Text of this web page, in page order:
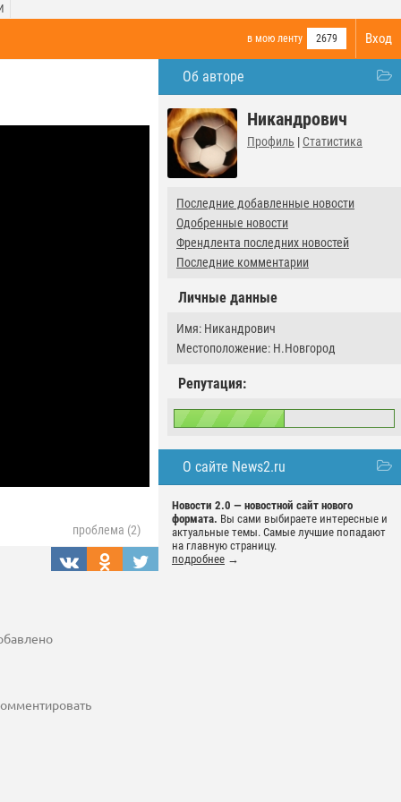
Вход
в мою ленту 2679
Об авторе
Никандрович
Профиль | Статистика
Последние добавленные новости
Одобренные новости
Френдлента последних новостей
Последние комментарии
Личные данные
Имя: Никандрович
Местоположение: Н.Новгород
Репутация:
О сайте News2.ru
Новости 2.0 — новостной сайт нового
формата. Вы сами выбираете интересные и
актуальные темы. Самые лучшие попадают
на главную страницу.
подробнее →
проблема (2)